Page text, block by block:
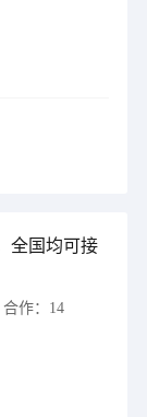
全国均可接
合作： 14